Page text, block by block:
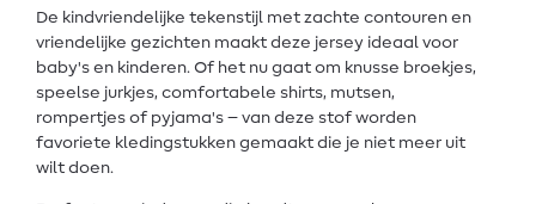
De kindvriendelijke tekenstijl met zachte contouren en
vriendelijke gezichten maakt deze jersey ideaal voor
baby's en kinderen. Of het nu gaat om knusse broekjes,
speelse jurkjes, comfortabele shirts, mutsen,
rompertjes of pyjama's – van deze stof worden
favoriete kledingstukken gemaakt die je niet meer uit
wilt doen.